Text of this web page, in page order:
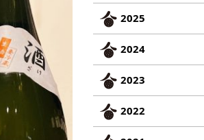
2025
2024
2023
2022